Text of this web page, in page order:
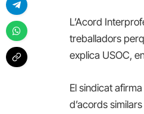
L’Acord
treballadors
explica USOC,
El sindicat
d’acords